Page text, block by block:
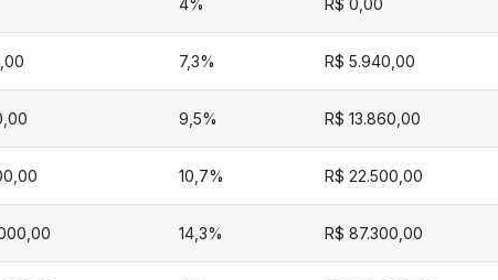
4% R$ 0,00
7,3% R$ 5.940,00
9,5% R$ 13.860,00
10,7% R$ 22.500,00
14,3% R$ 87.300,00